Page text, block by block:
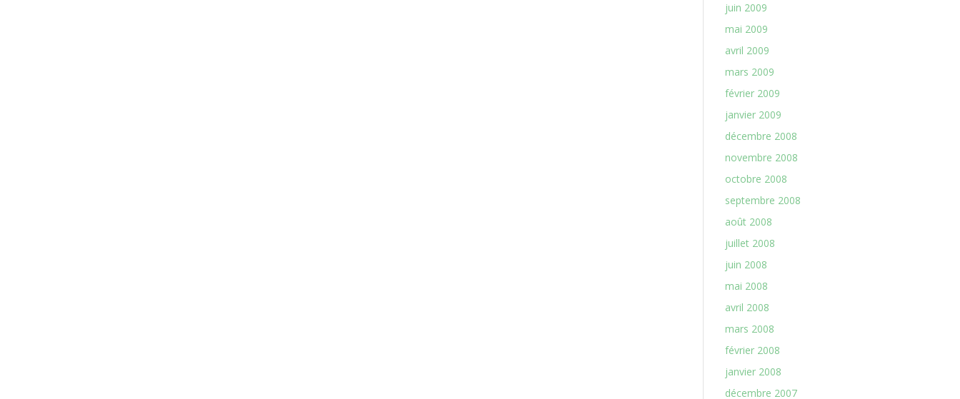
juin 2009
mai 2009
avril 2009
mars 2009
février 2009
janvier 2009
décembre 2008
novembre 2008
octobre 2008
septembre 2008
août 2008
juillet 2008
juin 2008
mai 2008
avril 2008
mars 2008
février 2008
janvier 2008
décembre 2007